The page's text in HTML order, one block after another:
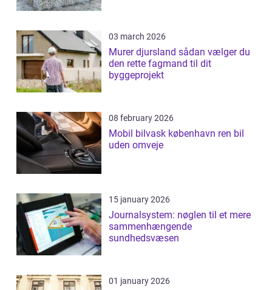
03 march 2026
Murer djursland sådan vælger du
den rette fagmand til dit
byggeprojekt
08 february 2026
Mobil bilvask københavn ren bil
uden omveje
15 january 2026
Journalsystem: nøglen til et mere
sammenhængende
sundhedsvæsen
01 january 2026